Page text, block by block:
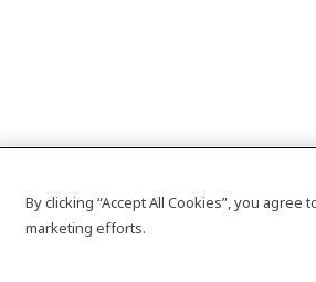
By clicking “Accept All Cookies”, you
marketing efforts.